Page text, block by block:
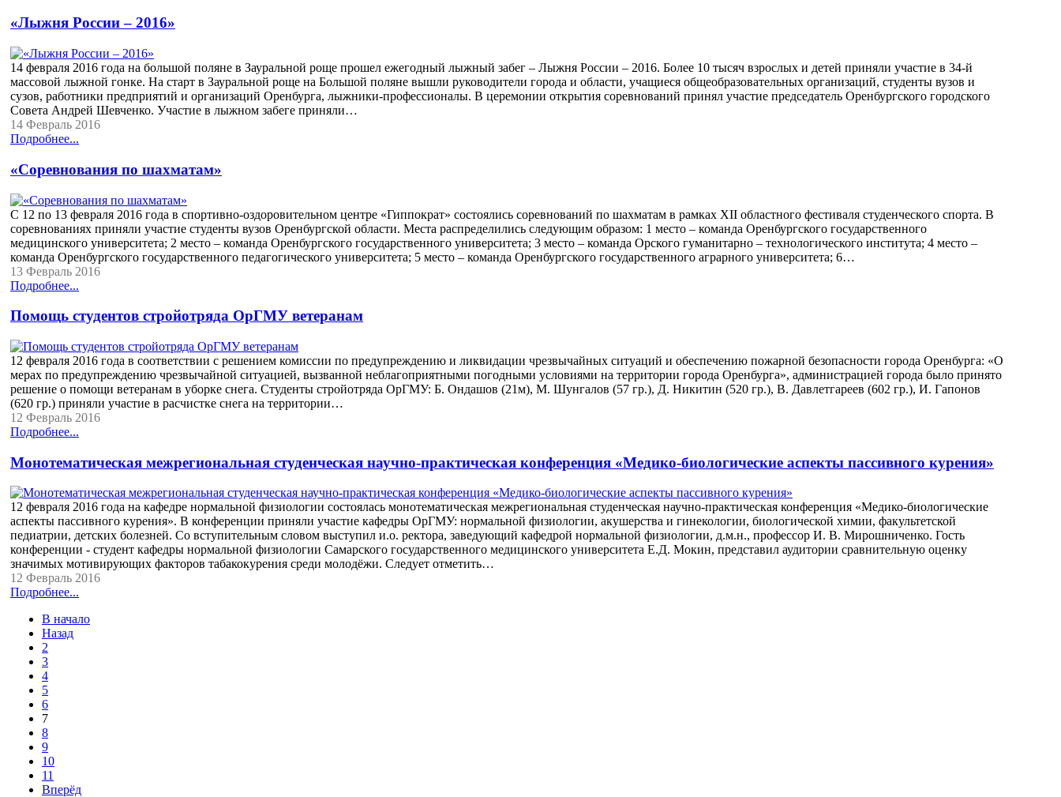
«Лыжня России – 2016»
14 февраля 2016 года на большой поляне в Зауральной роще прошел ежегодный лыжный забег – Лыжня России – 2016. Более 10 тысяч взрослых и детей приняли участие в 34-й
массовой лыжной гонке. На старт в Зауральной роще на Большой поляне вышли руководители города и области, учащиеся общеобразовательных организаций, студенты вузов и
сузов, работники предприятий и организаций Оренбурга, лыжники-профессионалы. В церемонии открытия соревнований принял участие председатель Оренбургского городского
Совета Андрей Шевченко. Участие в лыжном забеге приняли…
14 Февраль 2016
Подробнее...
«Соревнования по шахматам»
С 12 по 13 февраля 2016 года в спортивно-оздоровительном центре «Гиппократ» состоялись соревнований по шахматам в рамках XII областного фестиваля студенческого спорта. В
соревнованиях приняли участие студенты вузов Оренбургской области. Места распределились следующим образом: 1 место – команда Оренбургского государственного
медицинского университета; 2 место – команда Оренбургского государственного университета; 3 место – команда Орского гуманитарно – технологического института; 4 место –
команда Оренбургского государственного педагогического университета; 5 место – команда Оренбургского государственного аграрного университета; 6…
13 Февраль 2016
Подробнее...
Помощь студентов стройотряда ОрГМУ ветеранам
12 февраля 2016 года в соответствии с решением комиссии по предупреждению и ликвидации чрезвычайных ситуаций и обеспечению пожарной безопасности города Оренбурга: «О
мерах по предупреждению чрезвычайной ситуацией, вызванной неблагоприятными погодными условиями на территории города Оренбурга», администрацией города было принято
решение о помощи ветеранам в уборке снега. Студенты стройотряда ОрГМУ: Б. Ондашов (21м), М. Шунгалов (57 гр.), Д. Никитин (520 гр.), В. Давлетгареев (602 гр.), И. Гапонов
(620 гр.) приняли участие в расчистке снега на территории…
12 Февраль 2016
Подробнее...
Монотематическая межрегиональная студенческая научно-практическая конференция «Медико-биологические аспекты пассивного курения»
12 февраля 2016 года на кафедре нормальной физиологии состоялась монотематическая межрегиональная студенческая научно-практическая конференция «Медико-биологические
аспекты пассивного курения». В конференции приняли участие кафедры ОрГМУ: нормальной физиологии, акушерства и гинекологии, биологической химии, факультетской
педиатрии, детских болезней. Со вступительным словом выступил и.о. ректора, заведующий кафедрой нормальной физиологии, д.м.н., профессор И. В. Мирошниченко. Гость
конференции - студент кафедры нормальной физиологии Самарского государственного медицинского университета Е.Д. Мокин, представил аудитории сравнительную оценку
значимых мотивирующих факторов табакокурения среди молодёжи. Следует отметить…
12 Февраль 2016
Подробнее...
В начало
Назад
2
3
4
5
6
7
8
9
10
11
Вперёд